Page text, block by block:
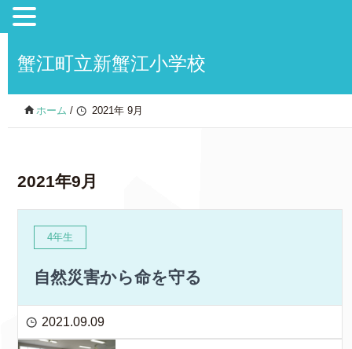
蟹江町立新蟹江小学校
ホーム / 2021年 9月
2021年9月
4年生
自然災害から命を守る
2021.09.09